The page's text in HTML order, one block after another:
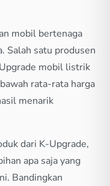
mobil bertenaga
Salah satu produsen
mobil listrik
rata-rata harga
menarik
dari K-Upgrade,
apa saja yang
Bandingkan